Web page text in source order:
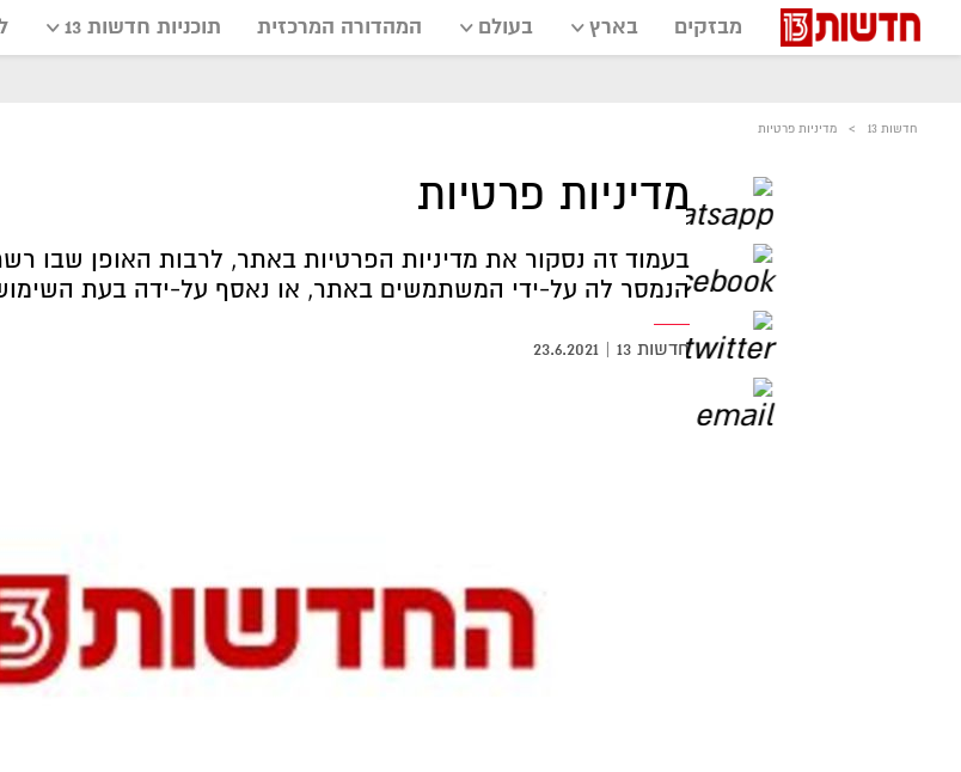
מבזקים בארץ בעולם המהדורה המרכזית תוכניות חדשות 13
חדשות 13 מדיניות פרטיות
מדיניות פרטיות
בעמוד זה נסקור את מדיניות הפרטיות באתר, לרבות האופן שבו
הנמסר לה על-ידי המשתמשים באתר, או נאסף על-ידה בעת
חדשות 13 |
23.6.2021